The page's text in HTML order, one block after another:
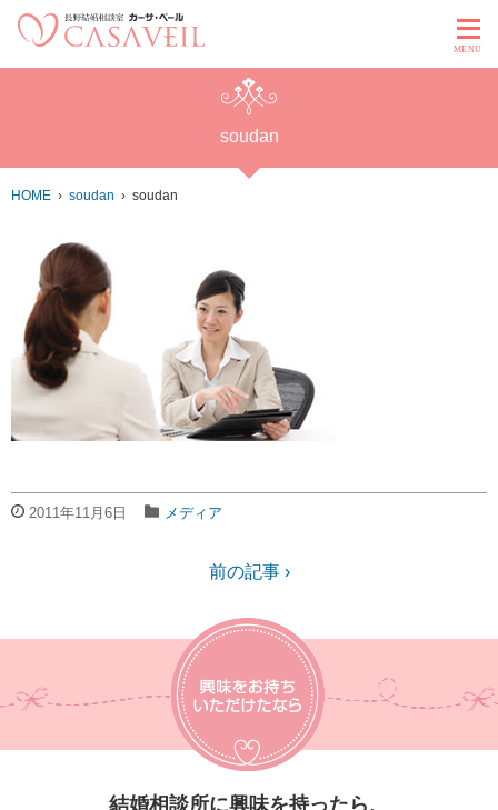
MENU
soudan
HOME soudan soudan
2011年11月6日 メディア
前の記事 ›
結婚相談所に興味を持ったら、